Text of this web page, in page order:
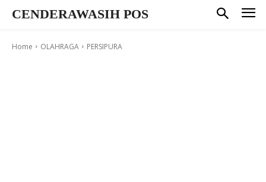
CENDERAWASIH POS
Home OLAHRAGA PERSIPURA